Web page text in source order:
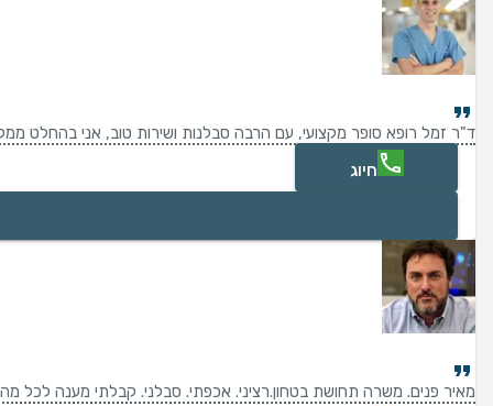
ד"ר זמל רופא סופר מקצועי, עם הרבה סבלנות ושירות טוב, אני בהחלט
חיוג
מאיר פנים. משרה תחושת בטחון.רציני. אכפתי. סבלני. קבלתי מענה לכל